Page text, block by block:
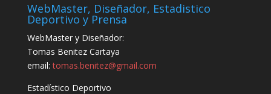
WebMaster, Diseñador, Estadistico
Deportivo y Prensa
WebMaster y Diseñador:
Tomas Benitez Cartaya
email:tomas.benitez@gmail.com
Estadístico Deportivo